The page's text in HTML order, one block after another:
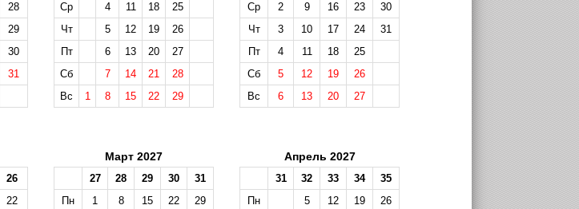
28
29
30
31
Ср
4 11 18
25
Чт
5 12 19
26
Пт
6 13 20
27
Сб
7 14 21
28
Вс
1 8 15 22 29
Ср
2 9 16 23
30
Чт
3 10 17 24
31
Пт
4 11 18
25
Сб
5 12 19
26
Вс
6 13 20 27
26
22
Март 2027
27 28 29 30
31
Пн
1 8 15 22
29
Апрель 2027
31 32 33 34
35
Пн
5 12 19
26